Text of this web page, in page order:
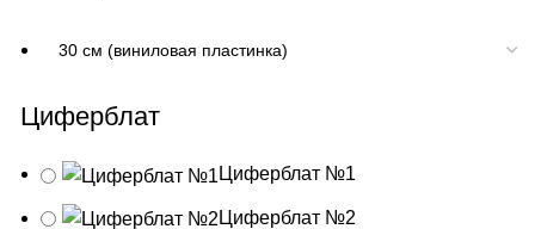
Циферблат
Циферблат №1
Циферблат №2